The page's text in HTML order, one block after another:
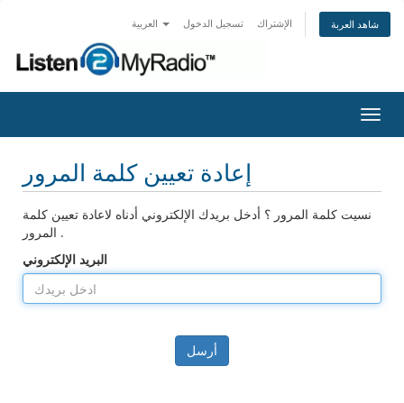
تسجيل الدخول الإشتراك شاهد العربة
تبديل
التنقل
إعادة تعيين كلمة المرور
نسيت كلمة المرور ؟ أدخل بريدك الإلكتروني أدناه لاعادة تعيين كلمة
المرور .
البريد الإلكتروني
أرسل